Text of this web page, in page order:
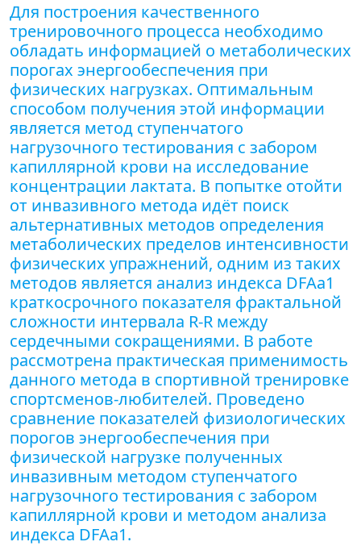
Для построения качественного
тренировочного процесса необходимо
обладать информацией о метаболических
порогах энергообеспечения при
физических нагрузках. Оптимальным
способом получения этой информации
является метод ступенчатого
нагрузочного тестирования с забором
капиллярной крови на исследование
концентрации лактата. В попытке отойти
от инвазивного метода идёт поиск
альтернативных методов определения
метаболических пределов интенсивности
физических упражнений, одним из таких
методов является анализ индекса DFAa1
краткосрочного показателя фрактальной
сложности интервала R-R между
сердечными сокращениями. В работе
рассмотрена практическая применимость
данного метода в спортивной тренировке
спортсменов-любителей. Проведено
сравнение показателей физиологических
порогов энергообеспечения при
физической нагрузке полученных
инвазивным методом ступенчатого
нагрузочного тестирования с забором
капиллярной крови и методом анализа
индекса DFAa1.